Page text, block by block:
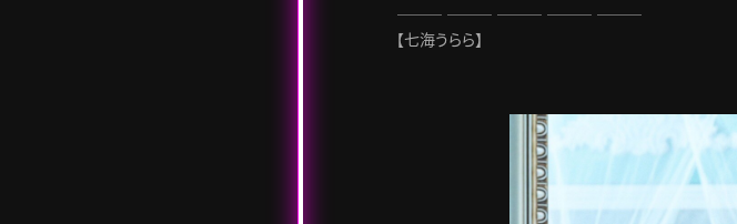
――― ――― ――― ――― ―――
【七海うらら】